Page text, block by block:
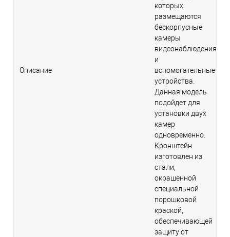
Описание
которых
размещаются
бескорпусные
камеры
видеонаблюдения
и
вспомогательные
устройства.
Данная модель
подойдет для
установки двух
камер
одновременно.
Кронштейн
изготовлен из
стали,
окрашенной
специальной
порошковой
краской,
обеспечивающей
защиту от